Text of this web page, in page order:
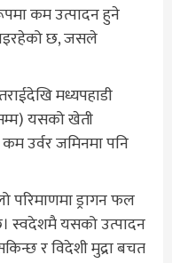
कम उत्पादन हुने
छ, जसले
मध्यपहाडी
यसको खेती
उर्वर जमिनमा पनि
परिमाणमा ड्रागन फल
स्वदेशमै यसको उत्पादन
र विदेशी मुद्रा बचत